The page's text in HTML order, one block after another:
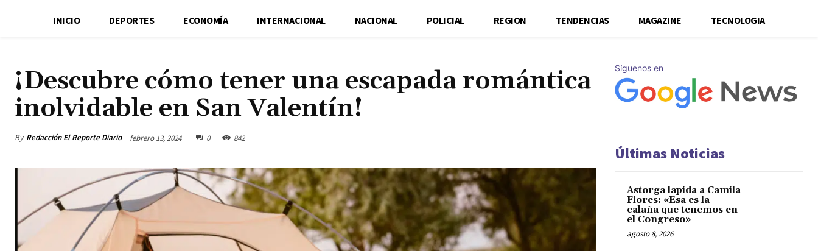
INICIO DEPORTES ECONOMÍA INTERNACIONAL NACIONAL POLICIAL REGION TENDENCIAS MAGAZINE TECNOLOGIA
¡Descubre cómo tener una escapada romántica
inolvidable en San Valentín!
By Redacción El Reporte Diario febrero 13, 2024 0 842
Síguenos en
Últimas Noticias
Astorga lapida a Camila
Flores: «Esa es la
calaña que tenemos en
el Congreso»
agosto 8, 2026